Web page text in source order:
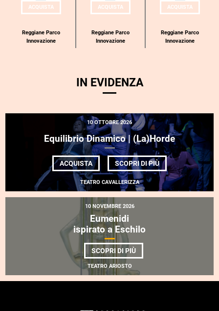
ACQUISTAUN
BIGLIETTO
Reggiane Parco
Innovazione
ACQUISTAUN
BIGLIETTO
Reggiane Parco
Innovazione
ACQUISTAUN
BIGLIETTO
Reggiane Parco
Innovazione
IN EVIDENZA
10 OTTOBRE 2026
Equilibrio Dinamico | (La)Horde
ACQUISTA SCOPRI DI PIÙDI
EQUILIBRIO
DINAMICO |
(LA)HORDE
TEATRO CAVALLERIZZA
10 NOVEMBRE 2026
Eumenidi
ispirato a Eschilo
SCOPRI DI PIÙDI
EUMENIDI
ISPIRATO
A
TEATRO ARIOSTO